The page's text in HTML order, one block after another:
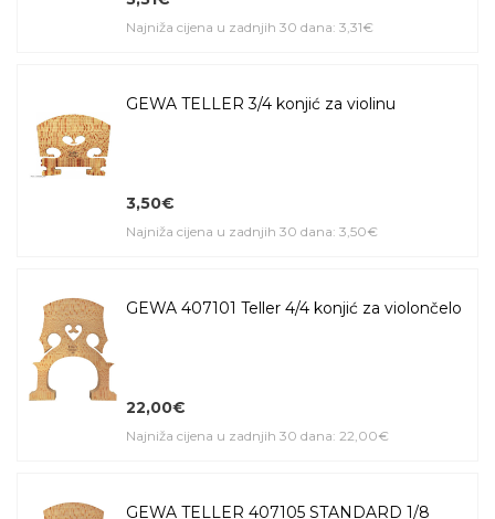
Najniža cijena u zadnjih 30 dana: 3,31€
GEWA TELLER 3/4 konjić za violinu
3,50€
Najniža cijena u zadnjih 30 dana: 3,50€
GEWA 407101 Teller 4/4 konjić za violončelo
22,00€
Najniža cijena u zadnjih 30 dana: 22,00€
GEWA TELLER 407105 STANDARD 1/8